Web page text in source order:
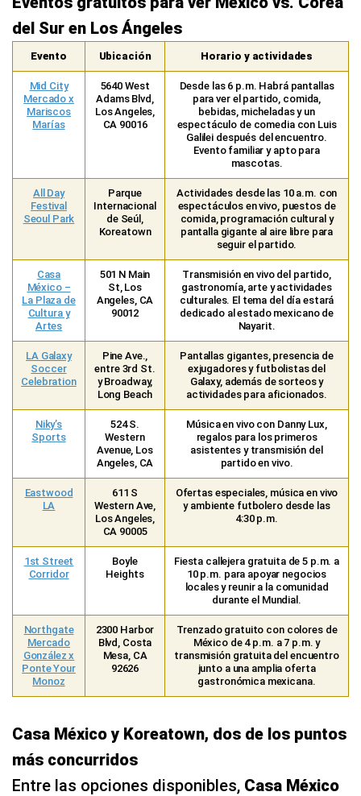
del Sur en Los Ángeles
Evento Ubicación Horario y actividades
Mid City
Mercado x
Mariscos
Marías
5640 West
Adams Blvd,
Los Angeles,
CA 90016
Desde las 6 p.m. Habrá pantallas
para ver el partido, comida,
bebidas, micheladas y un
espectáculo de comedia con Luis
Galilei después del encuentro.
Evento familiar y apto para
mascotas.
All Day
Festival
Seoul Park
Parque
Internacional
de Seúl,
Koreatown
Actividades desde las 10 a.m. con
espectáculos en vivo, puestos de
comida, programación cultural y
pantalla gigante al aire libre para
seguir el partido.
Casa
México –
La Plaza de
Cultura y
Artes
501 N Main
St, Los
Angeles, CA
90012
Transmisión en vivo del partido,
gastronomía, arte y actividades
culturales. El tema del día estará
dedicado al estado mexicano de
Nayarit.
LA Galaxy
Soccer
Celebration
Pine Ave.,
entre 3rd St.
y Broadway,
Long Beach
Pantallas gigantes, presencia de
exjugadores y futbolistas del
Galaxy, además de sorteos y
actividades para aficionados.
Niky’s
Sports
524 S.
Western
Avenue, Los
Angeles, CA
Música en vivo con Danny Lux,
regalos para los primeros
asistentes y transmisión del
partido en vivo.
Eastwood
LA
611 S
Western Ave,
Los Angeles,
CA 90005
Ofertas especiales, música en vivo
y ambiente futbolero desde las
4:30 p.m.
1st Street
Corridor
Boyle
Heights
Fiesta callejera gratuita de 5 p.m. a
10 p.m. para apoyar negocios
locales y reunir a la comunidad
durante el Mundial.
Northgate
Mercado
González x
Ponte Your
Monoz
2300 Harbor
Blvd, Costa
Mesa, CA
92626
Trenzado gratuito con colores de
México de 4 p.m. a 7 p.m. y
transmisión gratuita del encuentro
junto a una amplia oferta
gastronómica mexicana.
Casa México y Koreatown, dos de los puntos
más concurridos
Entre las opciones disponibles, Casa México